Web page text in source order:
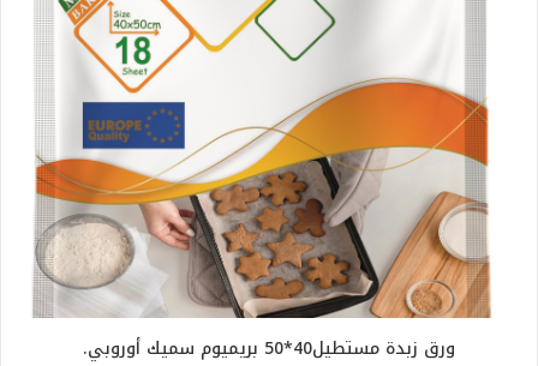
ورق زبدة مستطيل40*50 بريميوم سميك أوروبي.